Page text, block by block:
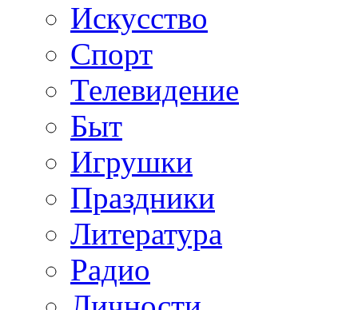
Искусство
Спорт
Телевидение
Быт
Игрушки
Праздники
Литература
Радио